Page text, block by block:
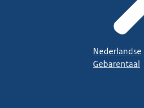
Nederlandse
Gebarentaal